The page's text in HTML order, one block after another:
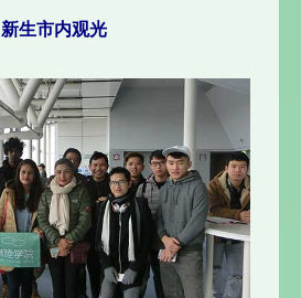
新生市内观光